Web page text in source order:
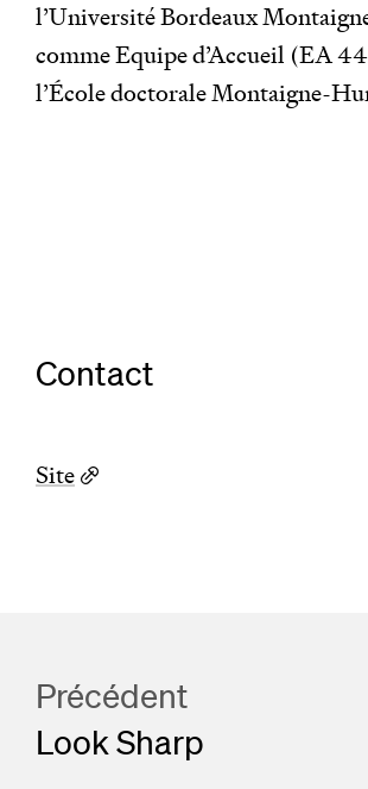
l’Université Bordeaux
comme Equipe d’Accueil (EA
l’École doctorale Montaigne-
Contact
Site
Précédent
Look Sharp